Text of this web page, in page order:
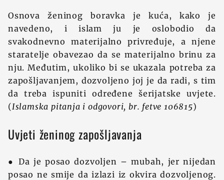
Osnova ženinog boravka je kuća, kako je
navedeno, i islam ju je oslobodio da
svakodnevno materijalno privređuje, a njene
staratelje obavezao da se materijalno brinu za
nju. Međutim, ukoliko bi se ukazala potreba za
zapošljavanjem, dozvoljeno joj je da radi, s tim
da treba ispuniti određene šerijatske uvjete.
(Islamska pitanja i odgovori, br. fetve 106815)
Uvjeti ženinog zapošljavanja
● Da je posao dozvoljen – mubah, jer nijedan
posao ne smije da izlazi iz okvira dozvoljenog.